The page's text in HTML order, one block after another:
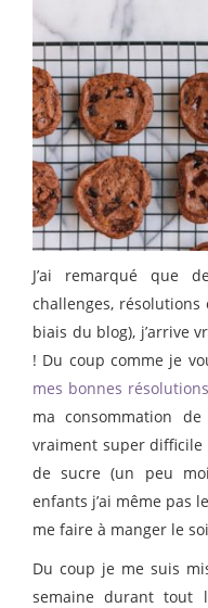
J’ai remarqué que
challenges,
biais du blog), j’arrive
! Du coup comme je
mes bonnes
ma consommation
vraiment super difficile
de sucre (un peu
enfants j’ai même pas
me faire à manger le
Du coup je me suis
semaine durant tout